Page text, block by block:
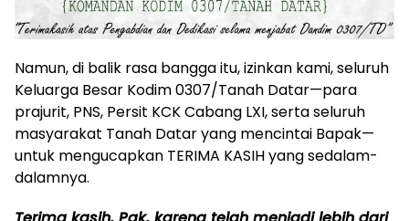
Namun, di balik rasa bangga itu, izinkan kami, seluruh
Keluarga Besar Kodim 0307/Tanah Datar—para
prajurit, PNS, Persit KCK Cabang LXI, serta seluruh
masyarakat Tanah Datar yang mencintai Bapak—
untuk mengucapkan TERIMA KASIH yang sedalam-
dalamnya.